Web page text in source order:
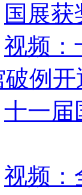
国展
视频：
例
十一届
视频：